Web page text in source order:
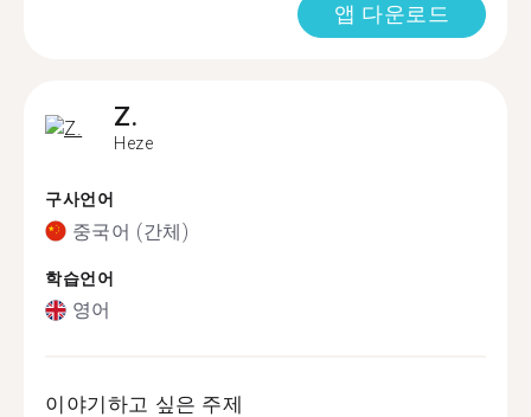
앱 다운로드
Z.
Heze
구사언어
중국어 (간체)
학습언어
영어
이야기하고 싶은 주제